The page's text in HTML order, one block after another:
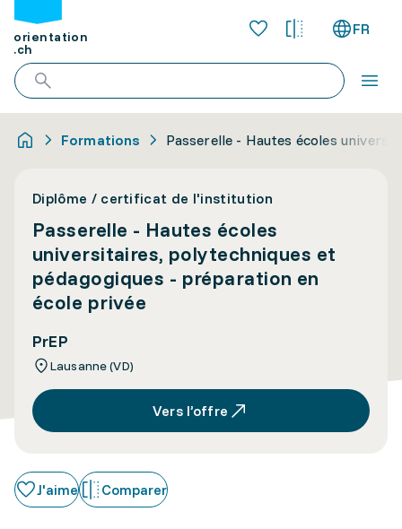
orientation
.ch
FR
Formations Passerelle - Hautes écoles
Diplôme / certificat de l'institution
Passerelle - Hautes écoles
universitaires, polytechniques et
pédagogiques - préparation en
école privée
PrEP
Lausanne (VD)
Vers l’offre
J'aime Comparer